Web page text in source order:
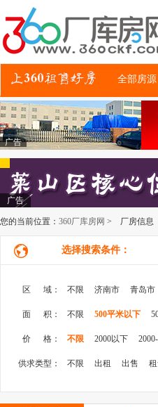
全部房源
广告
广告
您的当前位置： 360厂库房网 > 厂房信息
选择搜索条件：
区 域： 不限 济南市 青岛市
面 积： 不限 500平米以下
价 格： 不限 2000以下
供求类型： 不限 出租 出售